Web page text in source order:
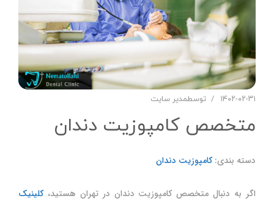
نمونه کارهای دندانپزشکی
بلاگ
ارتباط با ما
۱۴۰۲-۰۲-۳۱ توسطمدیر سایت
متخصص کامپوزیت دندان
دسته بندی:کامپوزیت دندان
اگر به دنبال متخصص کامپوزیت دندان در تهران هستید،کلینیک